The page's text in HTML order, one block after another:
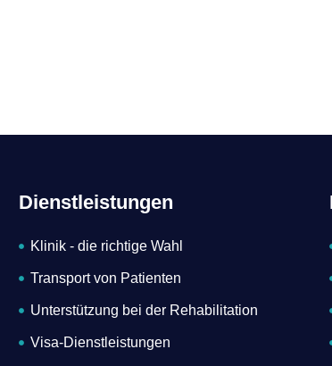
Dienstleistungen
Klinik - die richtige Wahl
Transport von Patienten
Unterstützung bei der Rehabilitation
Visa-Dienstleistungen